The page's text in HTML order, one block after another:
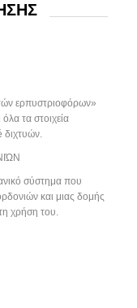
ερπυστριοφόρων»
τα στοιχεία
σύστημα που
και μιας δομής
χρήση του.